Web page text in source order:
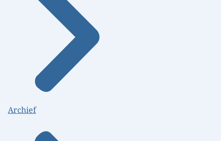
Archief